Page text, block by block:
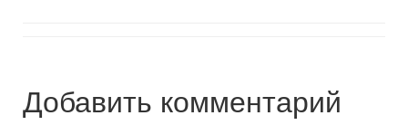
Добавить комментарий